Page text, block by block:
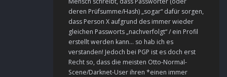
deren Prüfsumme/Hash) „sogar“ dafür sorgen,
dass Person X aufgrund des immer wieder
gleichen Passworts „nachverfolgt“ / ein Profil
erstellt werden kann… so hab ich es
verstanden! Jedoch bei PGP ist es doch erst
Recht so, dass die meisten Otto-Normal-
Scene/Darknet-User ihren *einen immer